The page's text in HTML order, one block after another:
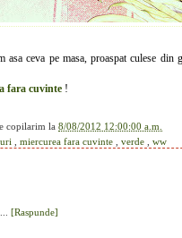
asa ceva pe masa, proaspat culese
fara cuvinte !
copilarim la 8/08/2012 12:00:00 a.m.
miercurea fara cuvinte verde ww
[Raspunde]